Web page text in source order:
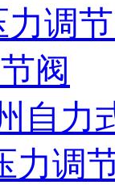
力调
阀
自力
力调